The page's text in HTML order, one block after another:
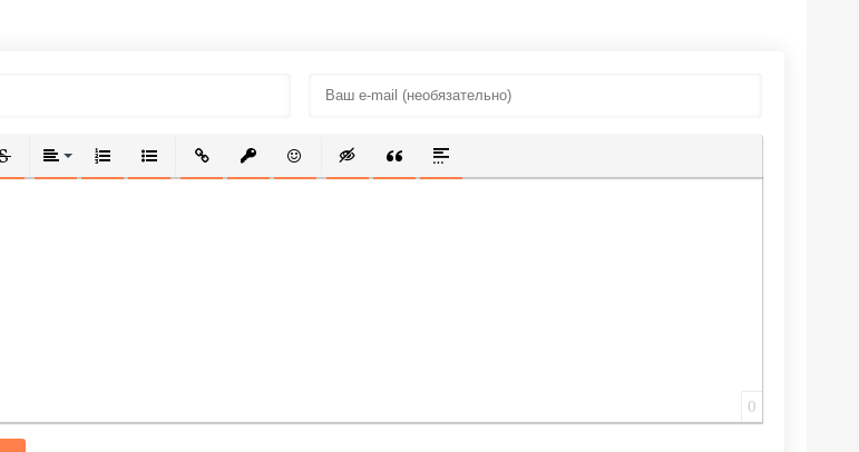
ВЫРАВНИВАНИЕ
НУМЕРОВАННЫЙ СПИСОК
МАРКИРОВАННЫЙ СПИСОК
ВСТАВИТЬ ССЫЛКУ
ВСТАВИТЬ ЗАЩИЩЕННУЮ ССЫЛКУ
ВСТАВИТЬ СМАЙЛИК
ВСТАВКА СКРЫТОГО ТЕКСТА
ВСТАВКА ЦИТАТЫ
ВСТАВКА СПОЙЛЕРА
0